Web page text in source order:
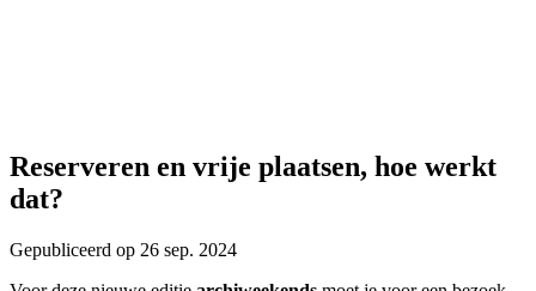
Reserveren en vrije plaatsen, hoe werkt
dat?
Gepubliceerd op 26 sep. 2024